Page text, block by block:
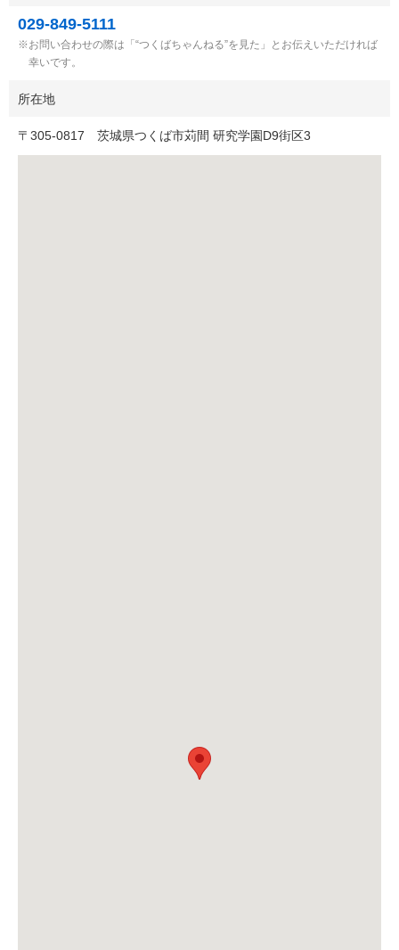
029-849-5111
お問い合わせの際は「“つくばちゃんねる”を見た」とお伝えいただければ
幸いです。
所在地
〒 305-0817 茨城県つくば市苅間 研究学園D9街区3